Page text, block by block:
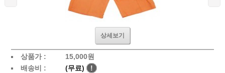
상세보기
상품가 : 15,000원
배송비 :
(무료)
!